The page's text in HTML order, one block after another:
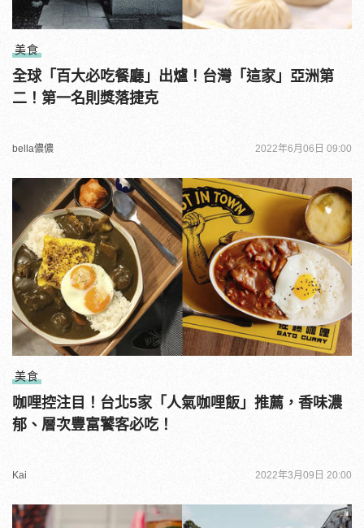
美食
全球「百大必吃餐廳」出爐！台灣「這家」亞洲第
二！第一名則獎落捷克
bella儂儂 2022年6月06日 09:00
美食
咖哩控注目！台北5家「人氣咖哩飯」推薦，香味濃
郁、層次豐富饕客必吃！
Kai 2022年3月09日 20:00